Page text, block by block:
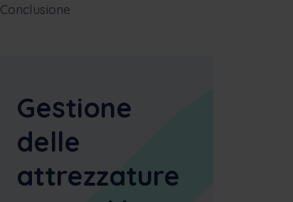
Conclusione
Gestione
delle
attrezzature